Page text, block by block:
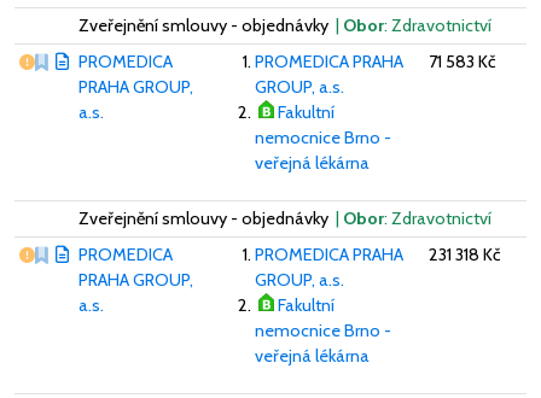
Zveřejnění smlouvy - objednávky | Obor: Zdravotnictví
Vážný nedostatek
PROMEDICA
PRAHA GROUP,
a.s.
PROMEDICA PRAHA
GROUP, a.s.
Fakultní
nemocnice Brno -
veřejná lékárna
71 583 Kč
Zveřejnění smlouvy - objednávky | Obor: Zdravotnictví
Vážný nedostatek
PROMEDICA
PRAHA GROUP,
a.s.
PROMEDICA PRAHA
GROUP, a.s.
Fakultní
nemocnice Brno -
veřejná lékárna
231 318 Kč